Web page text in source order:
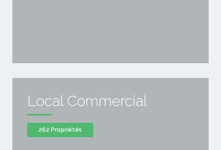
Local Commercial
262 Propriétés